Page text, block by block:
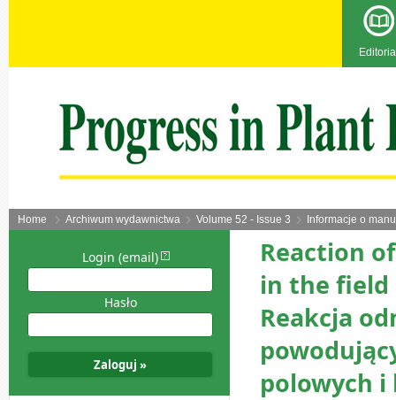
Home Archiwum wydawnictwa Volume 52 - Issue 3 Informacje o
Login (email)
Hasło
Reaction
in the
Reakcja
polowych